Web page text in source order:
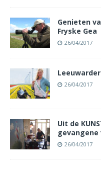
Genieten
Fryske Gea
26/04/2017
26/04/2017
Uit de
gevangene
26/04/2017